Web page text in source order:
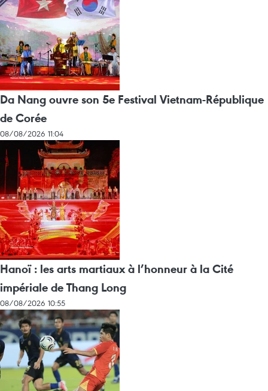
Da Nang ouvre son 5e Festival Vietnam-République
de Corée
08/08/2026 11:04
Hanoï : les arts martiaux à l’honneur à la Cité
impériale de Thang Long
08/08/2026 10:55